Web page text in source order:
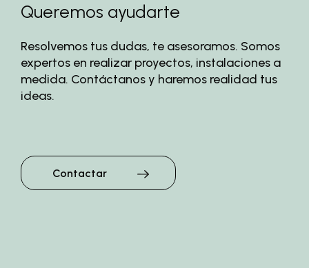
Queremos ayudarte
Resolvemos tus dudas, te asesoramos. Somos
expertos en realizar proyectos, instalaciones a
medida. Contáctanos y haremos realidad tus
ideas.
Contactar